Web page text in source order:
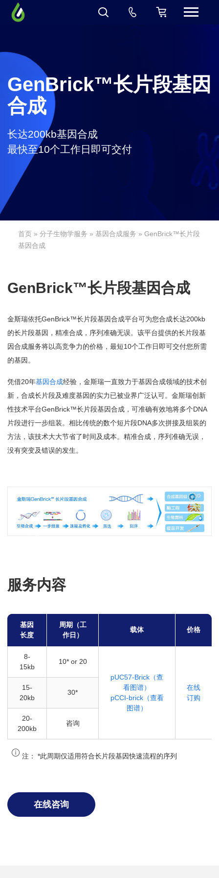
GenBrick™长片段基因
合成
长达200kb基因合成
最快至10个工作日即可交付
首页 »分子生物学服务 »基因合成服务 » GenBrick™长片段
基因合成
GenBrick™长片段基因合成
金斯瑞依托GenBrick™长片段基因合成平台可为您合成长达200kb
的长片段基因，精准合成，序列准确无误。该平台提供的长片段基
因合成服务将以高竞争力的价格，最短10个工作日即可交付您所需
的基因。
凭借20年基因合成经验，金斯瑞一直致力于基因合成领域的技术创
新，合成长片段及难度基因的实力已被业界广泛认可。金斯瑞创新
性技术平台GenBrick™长片段基因合成，可准确有效地将多个DNA
片段进行一步组装。相比传统的数个短片段DNA多次拼接及组装的
方法，该技术大大节省了时间及成本。精准合成，序列准确无误，
没有突变及错误的发生。
服务内容
基因
长度
周期（工
作日）
载体 价格
8-
15kb
10* or 20
pUC57-Brick（查
看图谱）
pCCI-brick（查看
图谱）
在线
订购
15-
20kb
30*
20-
200kb
咨询
注： *此周期仅适用符合长片段基因快速流程的序列
在线咨询